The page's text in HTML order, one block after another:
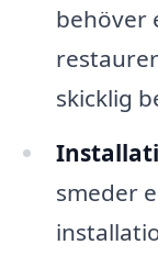
behöver
skicklig
smeder